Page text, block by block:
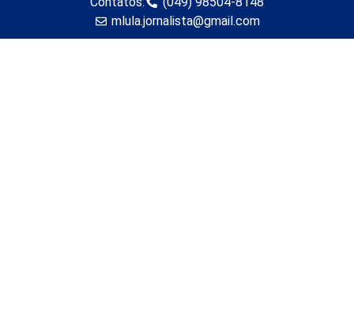
mlula.jornalista@gmail.com